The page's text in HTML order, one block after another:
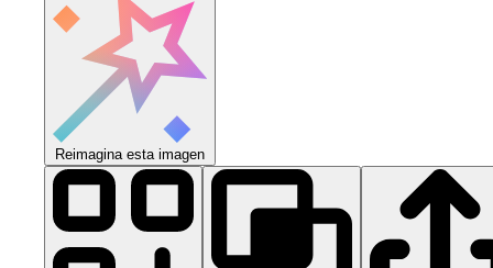
Reimagina esta imagen